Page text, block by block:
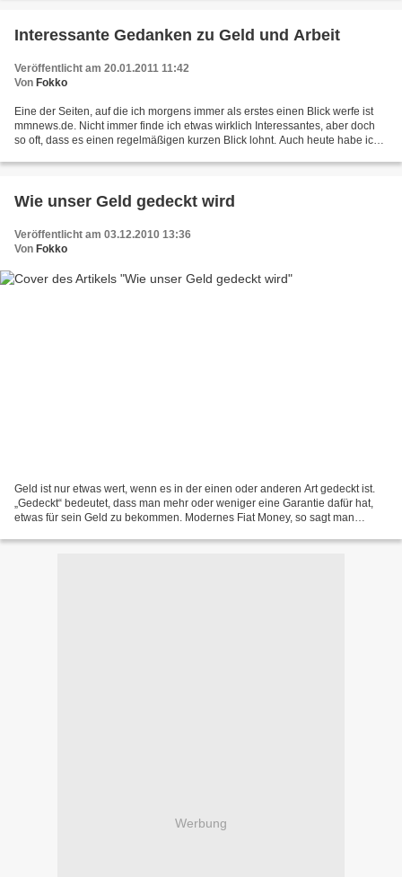
Interessante Gedanken zu Geld und Arbeit
Veröffentlicht am 20.01.2011 11:42
Von Fokko
Eine der Seiten, auf die ich morgens immer als erstes einen Blick werfe ist
mmnews.de. Nicht immer finde ich etwas wirklich Interessantes, aber doch
so oft, dass es einen regelmäßigen kurzen Blick lohnt. Auch heute habe ich
Wie unser Geld gedeckt wird
Veröffentlicht am 03.12.2010 13:36
Von Fokko
Geld ist nur etwas wert, wenn es in der einen oder anderen Art gedeckt ist.
„Gedeckt“ bedeutet, dass man mehr oder weniger eine Garantie dafür hat,
etwas für sein Geld zu bekommen. Modernes Fiat Money, so sagt man
Werbung